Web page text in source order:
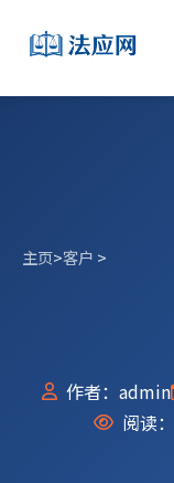
主页>客户 >
作者：admin
阅读：